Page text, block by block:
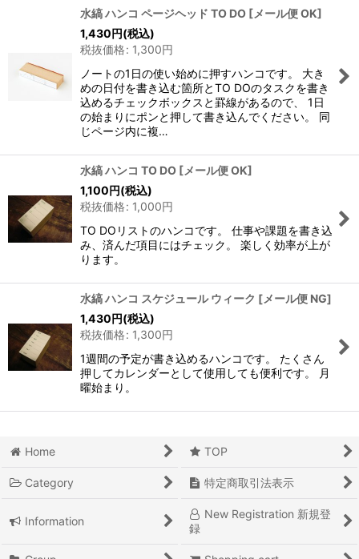
水縞 ハンコ ページヘッド TO DO [メール便 OK]
1,430円(税込)
税抜価格: 1,300円
ノートの1日の使い始めに押すハンコです。 大き
めの日付を書き込む箇所とTO DOのタスクを書き
込めるチェックボックスと罫線があるので、 1日
の始まりにポンと押して書き込んでください。 同
じページ内に複…
水縞 ハンコ TO DO [メール便 OK]
1,100円(税込)
税抜価格: 1,000円
TO DOリストのハンコです。 仕事や課題を書き込
み、済んだ項目にはチェック。 楽しく効率が上が
ります。
水縞 ハンコ スケジュール ウィーク [メール便 NG]
1,430円(税込)
税抜価格: 1,300円
1週間の予定が書き込めるハンコです。 たくさん
押してカレンダーとして使用しても便利です。 月
曜始まり。
Home TOP
Category 特定商取引法表示
Information
New Registration 新規登
録